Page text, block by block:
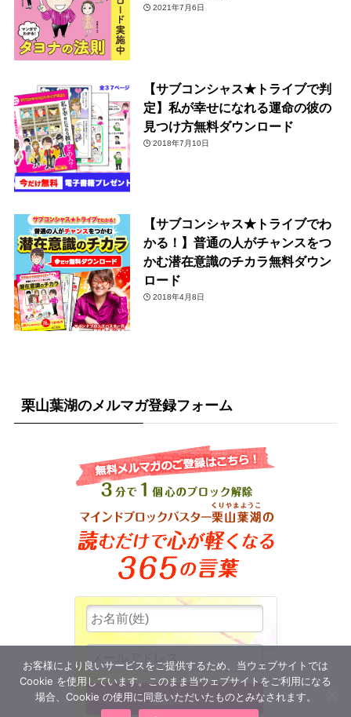
2021年7月6日
【サブコンシャス★トライブで判
定】私が幸せになれる運命の彼の
見つけ方無料ダウンロード
2018年7月10日
【サブコンシャス★トライブでわ
かる！】普通の人がチャンスをつ
かむ潜在意識のチカラ無料ダウン
ロード
2018年4月8日
栗山葉湖のメルマガ登録フォーム
お客様により良いサービスをご提供するため、当ウェブサイトでは
Cookie を使用しています。このまま当ウェブサイトをご利用になる
場合、Cookie の使用に同意いただいたものとみなされます。